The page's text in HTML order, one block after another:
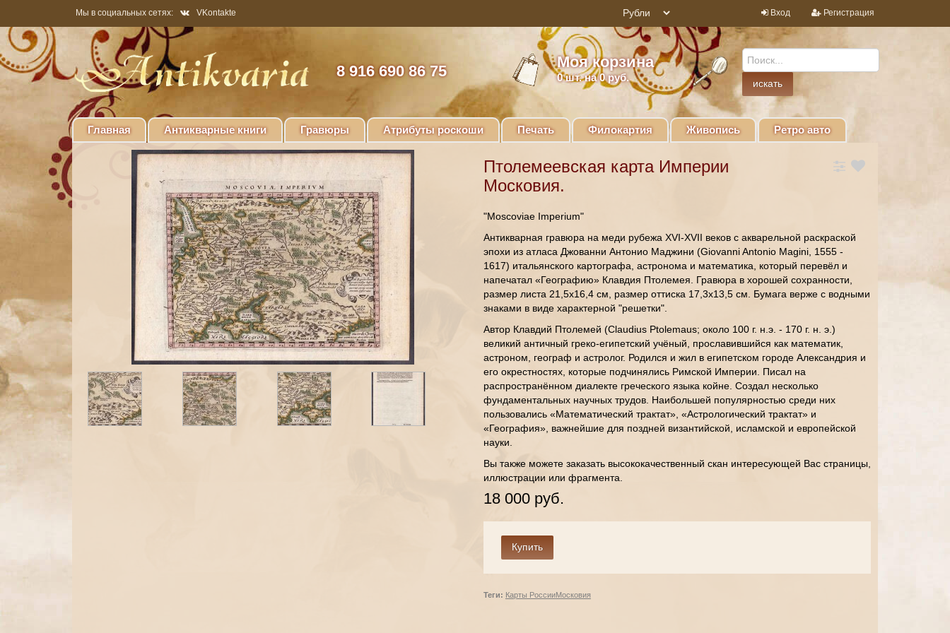
Мы в социальных сетях: VKontakte Вход Регистрация
8 916 690 86 75
Моя корзина
0шт. на 0 руб.
Главная Антикварные книги Гравюры Атрибуты роскоши Печать Филокартия Живопись Ретро авто
Птолемеевская карта Империи
Московия.
"Moscoviae Imperium"
Антикварная гравюра на меди рубежа XVI-XVII веков с акварельной раскраской
эпохи из атласа Джованни Антонио Маджини (Giovanni Antonio Magini, 1555 -
1617) итальянского картографа, астронома и математика, который перевёл и
напечатал «Географию» Клавдия Птолемея. Гравюра в хорошей сохранности,
размер листа 21,5х16,4 см, размер оттиска 17,3х13,5 см. Бумага верже с водными
знаками в виде характерной "решетки".
Автор Клавдий Птолемей (Claudius Ptolemaus; около 100 г. н.э. - 170 г. н. э.)
великий античный греко-египетский учёный, прославившийся как математик,
астроном, географ и астролог. Родился и жил в египетском городе Александрия и
его окрестностях, которые подчинялись Римской Империи. Писал на
распространённом диалекте греческого языка койне. Создал несколько
фундаментальных научных трудов. Наибольшей популярностью среди них
пользовались «Математический трактат», «Астрологический трактат» и
«География», важнейшие для поздней византийской, исламской и европейской
науки.
Вы также можете заказать высококачественный скан интересующей Вас страницы,
иллюстрации или фрагмента.
18 000 руб.
Теги: Карты РоссииМосковия